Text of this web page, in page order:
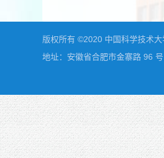
版权所有 ©2020 中国科学技术大
地址：安徽省合肥市金寨路 96